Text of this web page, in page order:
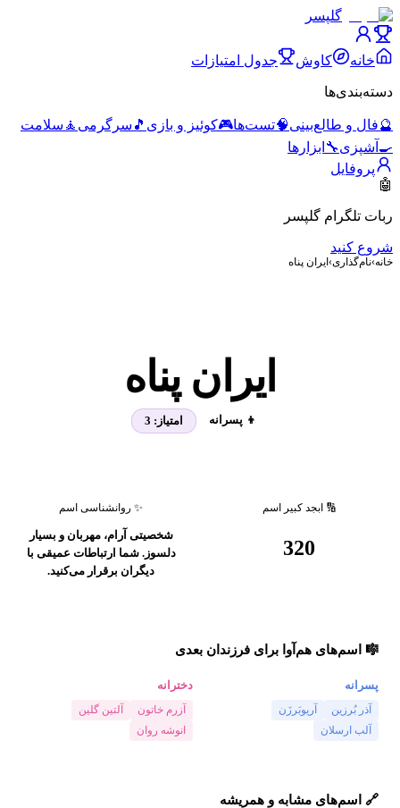
گلپسر
خانه کاوش جدول امتیازات
دسته‌بندی‌ها
🔮فال و طالع‌بینی🧠تست‌ها🎮کوئیز و بازی 🎵 سرگرمی 🧘 سلامت
🍳 آشپزی🔧 ابزارها
پروفایل
🤖
ربات تلگرام گلپسر
شروع کنید
خانه›نام‌گذاری› ایران پناه
ایران پناه
👦 پسرانه امتیاز: 3
🔢 ابجد کبیر اسم
320
✨ روانشناسی اسم
شخصیتی آرام، مهربان و بسیار
دلسوز. شما ارتباطات عمیقی با
دیگران برقرار می‌کنید.
🎼 اسم‌های هم‌آوا برای فرزندان بعدی
پسرانه
آذر بُرزین
آریوبَرزَن
آلب ارسلان
دخترانه
آزرم خاتون
آلتین گلین
انوشه روان
🔗 اسم‌های مشابه و همریشه